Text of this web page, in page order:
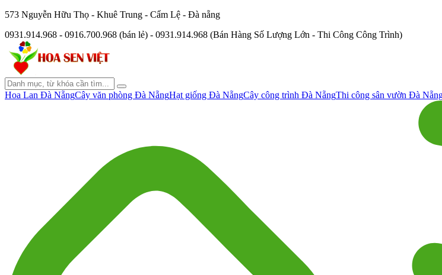
573 Nguyễn Hữu Thọ - Khuê Trung - Cẩm Lệ - Đà nẵng
0931.914.968 - 0916.700.968 (bán lẻ) - 0931.914.968 (Bán Hàng Số Lượng Lớn - Thi Công Công Trình)
Hoa Lan Đà NẵngCây văn phòng Đà NẵngHạt giống Đà NẵngCây công trình Đà NẵngThi công sân vườn Đà